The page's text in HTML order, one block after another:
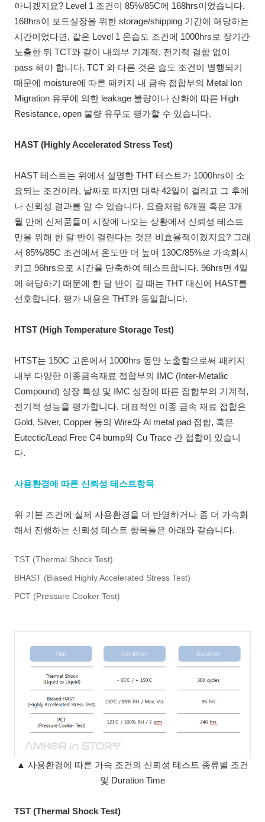
아니겠지요? Level 1 조건이 85%/85C에 168hrs이었습니다.
168hrs이 보드실장을 위한 storage/shipping 기간에 해당하는
시간이었다면, 같은 Level 1 온습도 조건에 1000hrs로 장기간
노출한 뒤 TCT와 같이 내외부 기계적, 전기적 결함 없이
pass 해야 합니다. TCT 와 다른 것은 습도 조건이 병행되기
때문에 moisture에 따른 패키지 내 금속 접합부의 Metal Ion
Migration 유무에 의한 leakage 불량이나 산화에 따른 High
Resistance, open 불량 유무도 평가할 수 있습니다.
HAST (Highly Accelerated Stress Test)
HAST 테스트는 위에서 설명한 THT 테스트가 1000hrs이 소
요되는 조건이라, 날짜로 따지면 대략 42일이 걸리고 그 후에
나 신뢰성 결과를 알 수 있습니다. 요즘처럼 6개월 혹은 3개
월 만에 신제품들이 시장에 나오는 상황에서 신뢰성 테스트
만을 위해 한 달 반이 걸린다는 것은 비효율적이겠지요? 그래
서 85%/85C 조건에서 온도만 더 높여 130C/85%로 가속화시
키고 96hrs으로 시간을 단축하여 테스트합니다. 96hrs면 4일
에 해당하기 때문에 한 달 반이 길 때는 THT 대신에 HAST를
선호합니다. 평가 내용은 THT와 동일합니다.
HTST (High Temperature Storage Test)
HTST는 150C 고온에서 1000hrs 동안 노출함으로써 패키지
내부 다양한 이종금속재료 접합부의 IMC (Inter-Metallic
Compound) 성장 특성 및 IMC 성장에 따른 접합부의 기계적,
전기적 성능을 평가합니다. 대표적인 이종 금속 재료 접합은
Gold, Silver, Copper 등의 Wire와 Al metal pad 접합, 혹은
Eutectic/Lead Free C4 bump와 Cu Trace 간 접합이 있습니
다.
사용환경에 따른 신뢰성 테스트항목
위 기본 조건에 실제 사용환경을 더 반영하거나 좀 더 가속화
해서 진행하는 신뢰성 테스트 항목들은 아래와 같습니다.
TST (Thermal Shock Test)
BHAST (Biased Highly Accelerated Stress Test)
PCT (Pressure Cooker Test)
▲ 사용환경에 따른 가속 조건의 신뢰성 테스트 종류별 조건
및 Duration Time
TST (Thermal Shock Test)